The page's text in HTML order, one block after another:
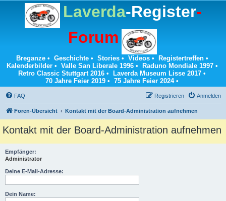
Laverda-Register-
Forum
Breganze• Geschichte• Stories• Videos• Registertreffen•
Kalenderbilder• Valle San Liberale 1996• Raduno Mondiale 1997•
Retro Classic Stuttgart 2016 • Laverda Museum Lisse 2017 •
70 Jahre Feier 2019 • 75 Jahre Feier 2024•
FAQ Anmelden
Registrieren
Foren-Übersicht Kontakt mit der Board-Administration aufnehmen
Kontakt mit der Board-Administration aufnehmen
Empfänger:
Administrator
Deine E-Mail-Adresse:
Dein Name: